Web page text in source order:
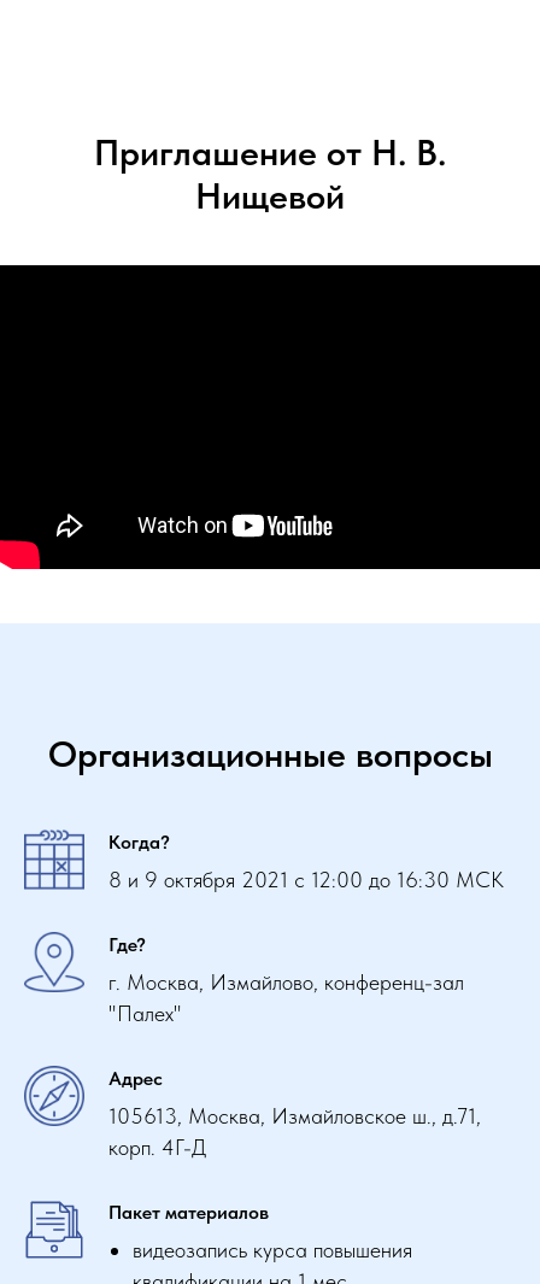
Приглашение от Н. В.
Нищевой
Организационные вопросы
Когда?
8 и 9 октября 2021 с 12:00 до 16:30 МСК
Где?
г. Москва, Измайлово, конференц-зал
"Палех"
Адрес
105613, Москва, Измайловское ш., д.71,
корп. 4Г-Д
Пакет материалов
видеозапись курса повышения